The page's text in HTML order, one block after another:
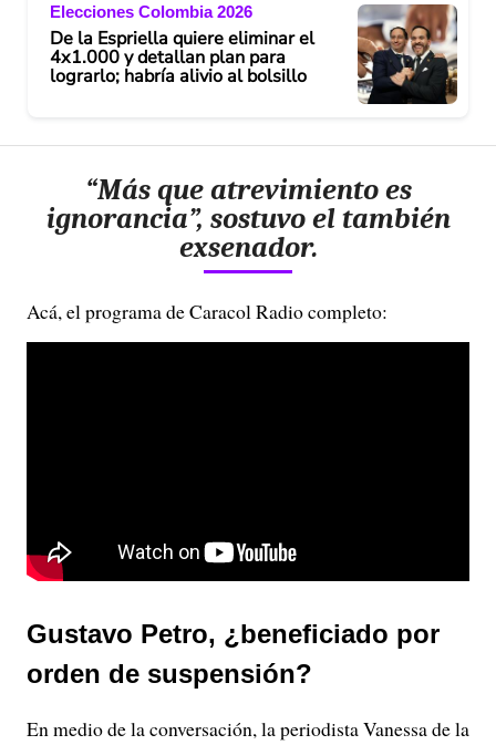
Elecciones Colombia 2026
De la Espriella quiere eliminar el
4x1.000 y detallan plan para
lograrlo; habría alivio al bolsillo
“Más que atrevimiento es
ignorancia”, sostuvo el también
exsenador.
Acá, el programa de Caracol Radio completo:
Gustavo Petro, ¿beneficiado por
orden de suspensión?
En medio de la conversación, la periodista Vanessa de la